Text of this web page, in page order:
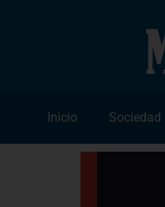
Inicio Sociedad